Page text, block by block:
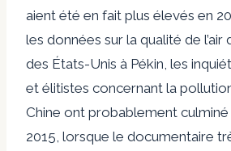
aient été en fait plus élevés en
les données sur la qualité de l’air
des États-Unis à Pékin, les
et élitistes concernant la
Chine ont probablement
2015, lorsque le documentaire